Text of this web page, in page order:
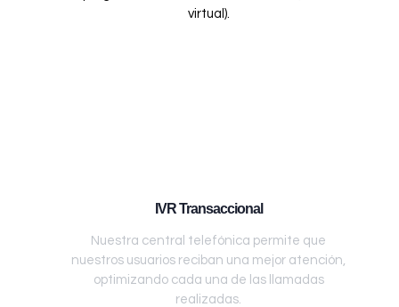
virtual).
IVR Transaccional
Nuestra central telefónica permite que
nuestros usuarios reciban una mejor atención,
optimizando cada una de las llamadas
realizadas.